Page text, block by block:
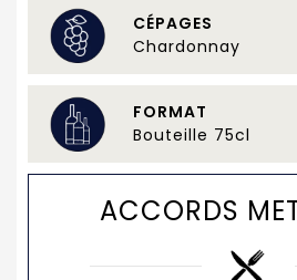
CÉPAGES
Chardonnay
FORMAT
Bouteille 75cl
ACCORDS